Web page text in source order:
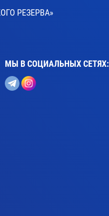
РЕЗЕРВА»
МЫ В СОЦИАЛЬНЫХ СЕТЯХ: